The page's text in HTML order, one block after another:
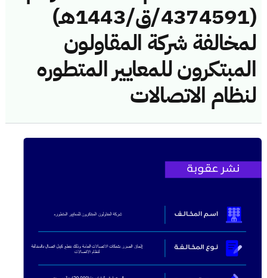
(4374591/ق/1443هـ)
لمخالفة شركة المقاولون
المبتكرون للمعايير المتطوره
لنظام الاتصالات